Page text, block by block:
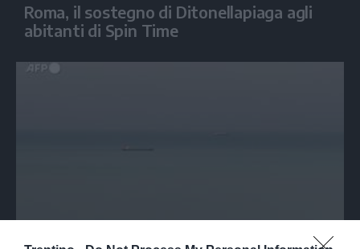
Roma, il sostegno di Ditonellapiaga agli
abitanti di Spin Time